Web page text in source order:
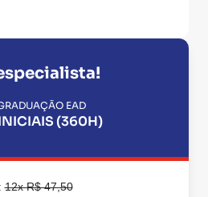
EAD
(360H)
12x R$ 47,50